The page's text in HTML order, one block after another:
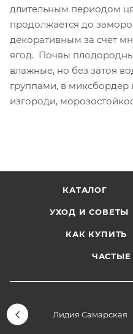
длительным периодом
продолжается до
декоративным за счет
ягод. Почвы
влажные, но без затоя
группами, в миксбордер
изгороди,
КАТАЛОГ
УХОД И СОВЕТЫ
КАК КУПИТЬ
Лидия Самарская